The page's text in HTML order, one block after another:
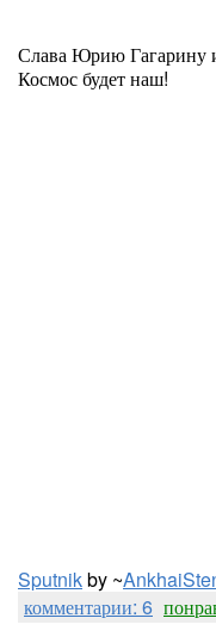
Слава Юрию Гагарину
Космос будет наш!
Sputnikby ~
комментарии: 6